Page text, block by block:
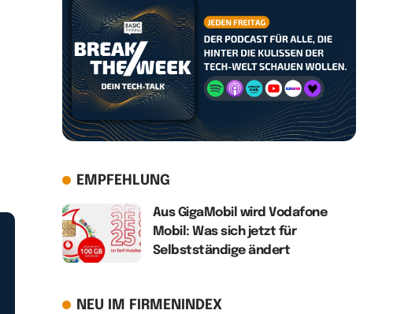
EMPFEHLUNG
Aus GigaMobil wird Vodafone
Mobil: Was sich jetzt für
Selbstständige ändert
NEU IM FIRMENINDEX